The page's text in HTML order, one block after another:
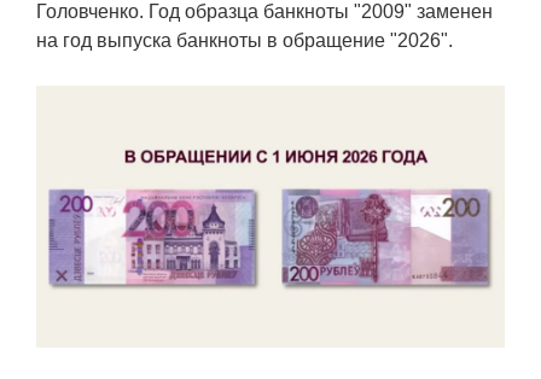
Еще
Головченко. Год образца банкноты "2009" заменен
на год выпуска банкноты в обращение "2026".